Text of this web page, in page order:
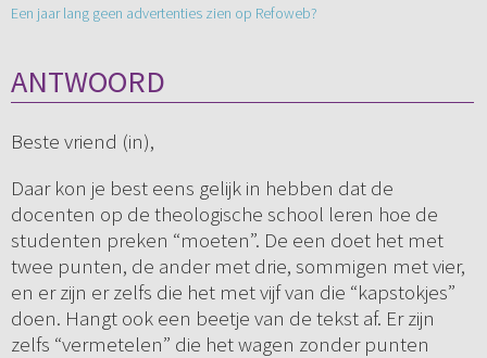
Een jaar lang geen advertenties zien op Refoweb?
ANTWOORD
Beste vriend (in),
Daar kon je best eens gelijk in hebben dat de
docenten op de theologische school leren hoe de
studenten preken “moeten”. De een doet het met
twee punten, de ander met drie, sommigen met vier,
en er zijn er zelfs die het met vijf van die “kapstokjes”
doen. Hangt ook een beetje van de tekst af. Er zijn
zelfs “vermetelen” die het wagen zonder punten